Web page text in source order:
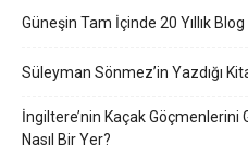
Güneşin Tam İçinde 20 Yıllık Blog
Süleyman Sönmez’in Yazdığı
İngiltere’nin Kaçak
Nasıl Bir Yer?